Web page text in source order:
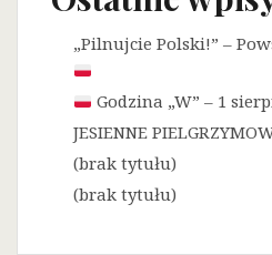
„Pilnujcie Polski!” –
Godzina „W” – 1
JESIENNE
(brak tytułu)
(brak tytułu)